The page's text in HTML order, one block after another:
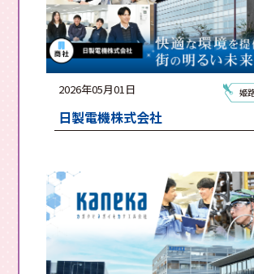
2026年05月01日 姫
日製電機株式会社